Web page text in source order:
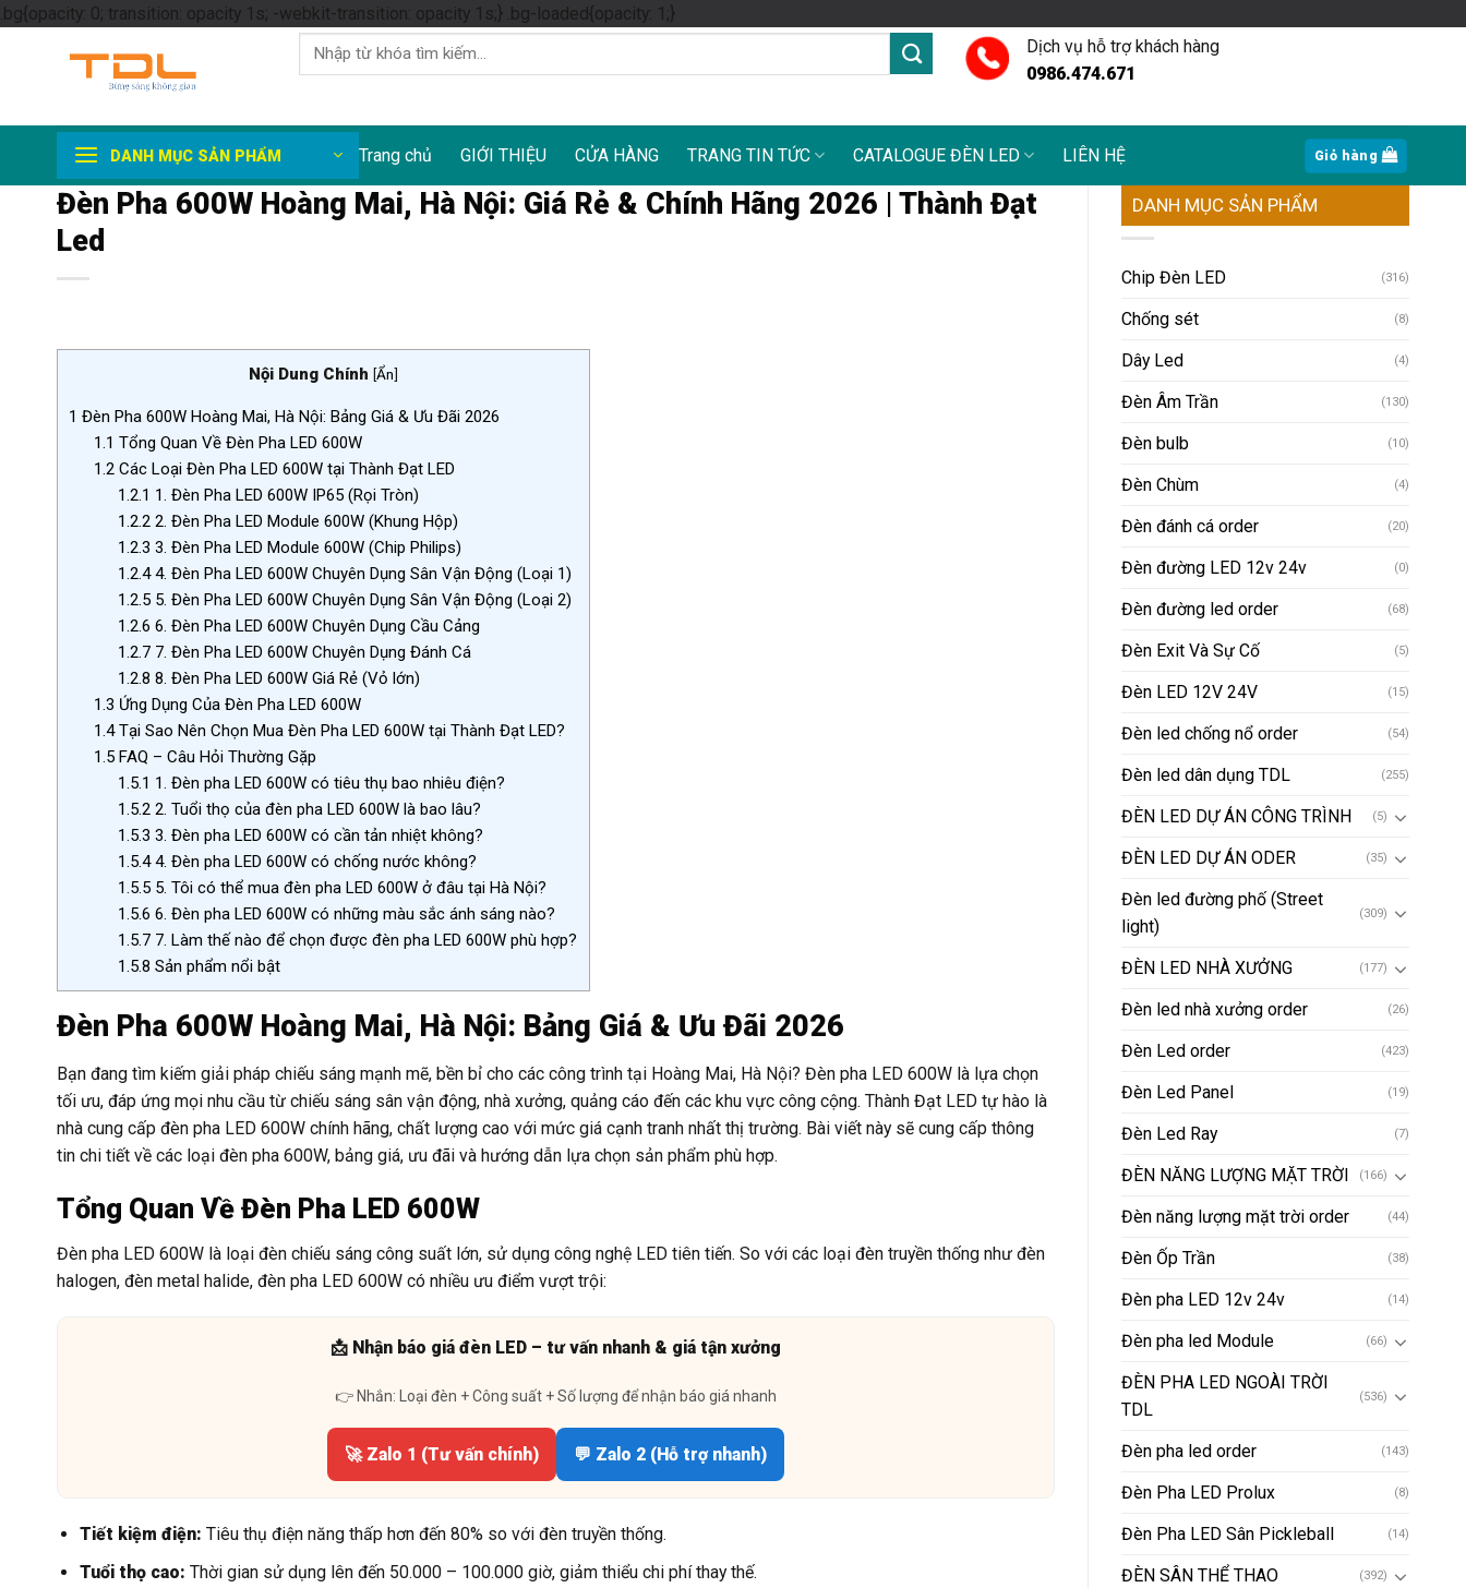
.bg{opacity: 0; transition: opacity 1s; -webkit-transition: opacity 1s;} .bg-loaded{opacity: 1;}Skip
to
Tìm
kiếm:
Dịch vụ hỗ trợ khách hàng
0986.474.671
DANH MỤC SẢN PHẨM Trang chủ GIỚI THIỆU CỬA HÀNG TRANG TIN TỨC CATALOGUE ĐÈN LED LIÊN HỆ Giỏ hàng
Đèn Pha 600W Hoàng Mai, Hà Nội: Giá Rẻ & Chính Hãng 2026 | Thành Đạt
Led
Nội Dung Chính [Ẩn]
1 Đèn Pha 600W Hoàng Mai, Hà Nội: Bảng Giá & Ưu Đãi 2026
1.1 Tổng Quan Về Đèn Pha LED 600W
1.2Các Loại Đèn Pha LED 600W tại Thành Đạt LED
1.2.1 1. Đèn Pha LED 600W IP65 (Rọi Tròn)
1.2.2 2. Đèn Pha LED Module 600W (Khung Hộp)
1.2.3 3. Đèn Pha LED Module 600W (Chip Philips)
1.2.44. Đèn Pha LED 600W Chuyên Dụng Sân Vận Động (Loại 1)
1.2.5 5. Đèn Pha LED 600W Chuyên Dụng Sân Vận Động (Loại 2)
1.2.6 6. Đèn Pha LED 600W Chuyên Dụng Cầu Cảng
1.2.7 7. Đèn Pha LED 600W Chuyên Dụng Đánh Cá
1.2.8 8. Đèn Pha LED 600W Giá Rẻ (Vỏ lớn)
1.3 Ứng Dụng Của Đèn Pha LED 600W
1.4Tại Sao Nên Chọn Mua Đèn Pha LED 600W tại Thành Đạt LED?
1.5FAQ – Câu Hỏi Thường Gặp
1.5.1 1. Đèn pha LED 600W có tiêu thụ bao nhiêu điện?
1.5.2 2. Tuổi thọ của đèn pha LED 600W là bao lâu?
1.5.3 3. Đèn pha LED 600W có cần tản nhiệt không?
1.5.44. Đèn pha LED 600W có chống nước không?
1.5.5 5. Tôi có thể mua đèn pha LED 600W ở đâu tại Hà Nội?
1.5.6 6. Đèn pha LED 600W có những màu sắc ánh sáng nào?
1.5.7 7. Làm thế nào để chọn được đèn pha LED 600W phù hợp?
1.5.8 Sản phẩm nổi bật
Đèn Pha 600W Hoàng Mai, Hà Nội: Bảng Giá & Ưu Đãi 2026
Bạn đang tìm kiếm giải pháp chiếu sáng mạnh mẽ, bền bỉ cho các công trình tại Hoàng Mai, Hà Nội? Đèn pha LED 600W là lựa chọn
tối ưu, đáp ứng mọi nhu cầu từ chiếu sáng sân vận động, nhà xưởng, quảng cáo đến các khu vực công cộng. Thành Đạt LED tự hào là
nhà cung cấp đèn pha LED 600W chính hãng, chất lượng cao với mức giá cạnh tranh nhất thị trường. Bài viết này sẽ cung cấp thông
tin chi tiết về các loại đèn pha 600W, bảng giá, ưu đãi và hướng dẫn lựa chọn sản phẩm phù hợp.
Tổng Quan Về Đèn Pha LED 600W
Đèn pha LED 600W là loại đèn chiếu sáng công suất lớn, sử dụng công nghệ LED tiên tiến. So với các loại đèn truyền thống như đèn
halogen, đèn metal halide, đèn pha LED 600W có nhiều ưu điểm vượt trội:
📩 Nhận báo giá đèn LED – tư vấn nhanh & giá tận xưởng
👉 Nhắn: Loại đèn + Công suất + Số lượng để nhận báo giá nhanh
🚀 Zalo 1 (Tư vấn chính) 💬 Zalo 2 (Hỗ trợ nhanh)
Tiết kiệm điện: Tiêu thụ điện năng thấp hơn đến 80% so với đèn truyền thống.
Tuổi thọ cao: Thời gian sử dụng lên đến 50.000 – 100.000 giờ, giảm thiểu chi phí thay thế.
DANH MỤC SẢN PHẨM
Chip Đèn LED (316)
Chống sét (8)
Dây Led (4)
Đèn Âm Trần (130)
Đèn bulb (10)
Đèn Chùm (4)
Đèn đánh cá order (20)
Đèn đường LED 12v 24v (0)
Đèn đường led order (68)
Đèn Exit Và Sự Cố (5)
Đèn LED 12V 24V (15)
Đèn led chống nổ order (54)
Đèn led dân dụng TDL (255)
ĐÈN LED DỰ ÁN CÔNG TRÌNH (5)
ĐÈN LED DỰ ÁN ODER (35)
Đèn led đường phố (Street
light)
(309)
ĐÈN LED NHÀ XƯỞNG (177)
Đèn led nhà xưởng order (26)
Đèn Led order (423)
Đèn Led Panel (19)
Đèn Led Ray (7)
ĐÈN NĂNG LƯỢNG MẶT TRỜI (166)
Đèn năng lượng mặt trời order (44)
Đèn Ốp Trần (38)
Đèn pha LED 12v 24v (14)
Đèn pha led Module (66)
ĐÈN PHA LED NGOÀI TRỜI
TDL
(536)
Đèn pha led order (143)
Đèn Pha LED Prolux (8)
Đèn Pha LED Sân Pickleball (14)
ĐÈN SÂN THỂ THAO (392)